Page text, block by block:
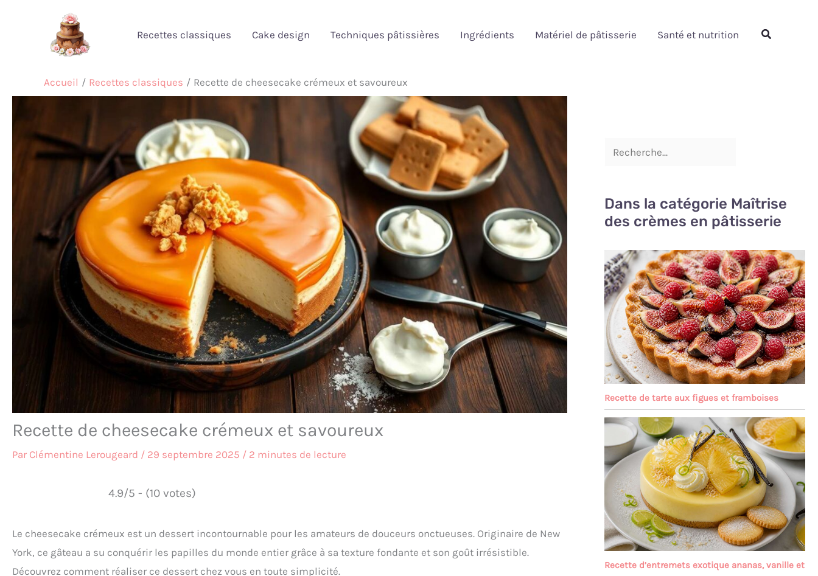
Recettes classiques Cake design Techniques pâtissières Ingrédients Matériel de pâtisserie Santé et nutrition Rechercher
Accueil Recettes classiques Recette de cheesecake crémeux et savoureux
Recette de cheesecake crémeux et savoureux
Par Clémentine Lerougeard / 29 septembre 2025 / 2 minutes de lecture
4.9/5 - (10 votes)
Le cheesecake crémeux est un dessert incontournable pour les amateurs de douceurs onctueuses. Originaire de New
York, ce gâteau a su conquérir les papilles du monde entier grâce à sa texture fondante et son goût irrésistible.
Découvrez comment réaliser ce dessert chez vous en toute simplicité.
Dans la catégorie Maîtrise
des crèmes en pâtisserie
Recette de tarte aux figues et framboises
Recette d’entremets exotique ananas, vanille et